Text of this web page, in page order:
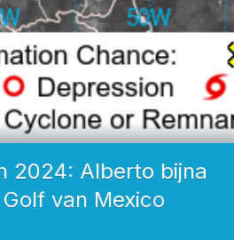
2024: Alberto bijna
van Mexico